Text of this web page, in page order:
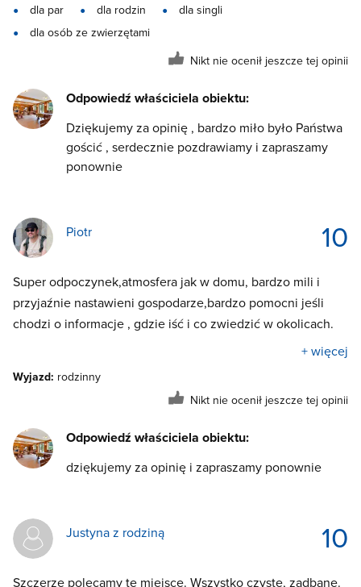
dla par
dla rodzin
dla singli
dla osób ze zwierzętami
Nikt nie ocenił jeszcze tej opinii
Odpowiedź właściciela obiektu:
Dziękujemy za opinię , bardzo miło było Państwa
gościć , serdecznie pozdrawiamy i zapraszamy
ponownie
10
Piotr
Super odpoczynek,atmosfera jak w domu, bardzo mili i
przyjaźnie nastawieni gospodarze,bardzo pomocni jeśli
chodzi o informacje , gdzie iść i co zwiedzić w okolicach.
+ więcej
Wyjazd: rodzinny
Nikt nie ocenił jeszcze tej opinii
Odpowiedź właściciela obiektu:
dziękujemy za opinię i zapraszamy ponownie
10
Justyna z rodziną
Szczerze polecamy te miejsce. Wszystko czyste, zadbane.